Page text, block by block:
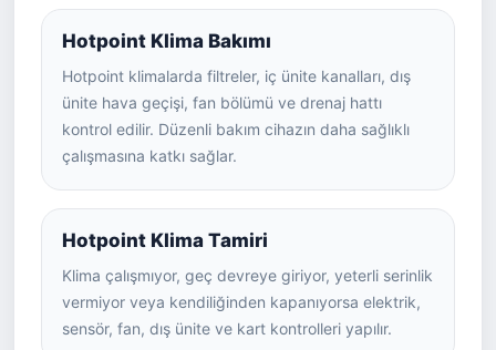
Hotpoint Klima Bakımı
Hotpoint klimalarda filtreler, iç ünite kanalları, dış
ünite hava geçişi, fan bölümü ve drenaj hattı
kontrol edilir. Düzenli bakım cihazın daha sağlıklı
çalışmasına katkı sağlar.
Hotpoint Klima Tamiri
Klima çalışmıyor, geç devreye giriyor, yeterli serinlik
vermiyor veya kendiliğinden kapanıyorsa elektrik,
sensör, fan, dış ünite ve kart kontrolleri yapılır.